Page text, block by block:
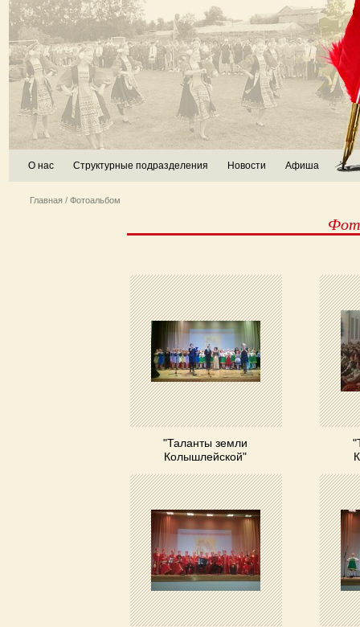
О нас Структурные подразделения Новости Афиша
Главная / Фотоальбом
"Таланты земли
Колышлейской"